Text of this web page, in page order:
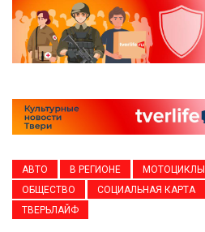
АВТО В РЕГИОНЕ МОТОЦИКЛЫ
ОБЩЕСТВО
СОЦИАЛЬНАЯ КАРТА
ТВЕРЬЛАЙФ